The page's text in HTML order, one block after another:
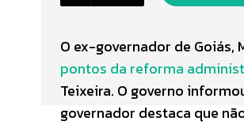
O ex-governador de Goiás,
pontos da reforma
Teixeira. O governo
governador destaca que